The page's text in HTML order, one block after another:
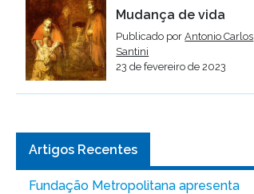
Mudança de vida
Publicado porAntonio Carlos
Santini
23 de fevereiro de 2023
Artigos Recentes
Fundação Metropolitana apresenta